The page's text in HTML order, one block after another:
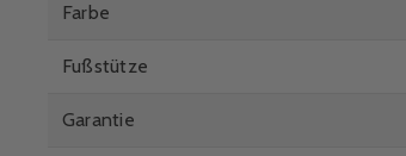
Farbe
Fußstütze
Garantie